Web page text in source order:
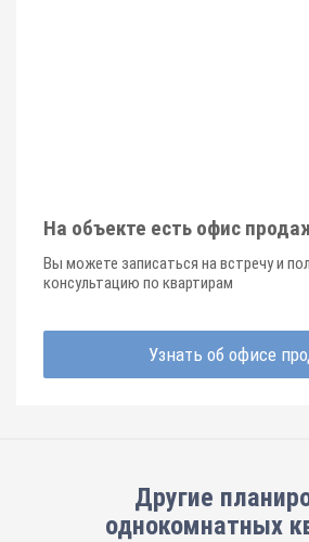
На объекте есть офис
Вы можете записаться на встречу и
консультацию по квартирам
Узнать об офисе
Другие
однокомнатных